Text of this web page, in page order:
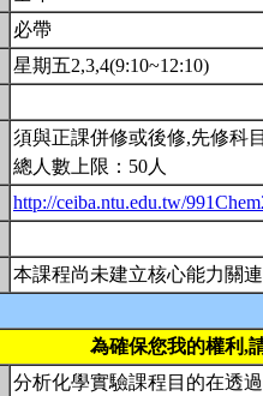
必帶
星期五2,3,4(9:10~12:10)
須與正課併修或後修,先修科
總人數上限：50人
http://ceiba.ntu.edu.tw/
本課程尚未建立核心能力關連
為確保您我的權利,
分析化學實驗課程目的在透